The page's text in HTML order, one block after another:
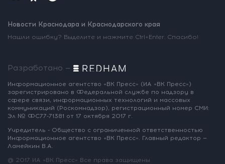
Новости Краснодара и Краснодарского края
Нашли ошибку? Выделите и нажмите Ctrl+Enter. Спасибо!
Разработано —
Информационное агентство «ВК Пресс» (ИА «ВК Пресс»)
зарегистрировано в Федеральной службе по надзору в
сфере связи, информационных технологий и массовых
коммуникаций (Роскомнадзор), регистрационный номер СМИ:
Эл № ФС77-71381 от 17 октября 2017 г.
Учредитель - Общество с ограниченной ответственностью
Информационное агентство «ВК Пресс». Главный редактор —
Ламейкин В.А.
@ 2017 ИА «ВК Пресс» Все права защищены